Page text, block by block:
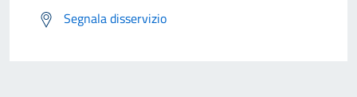
Segnala disservizio